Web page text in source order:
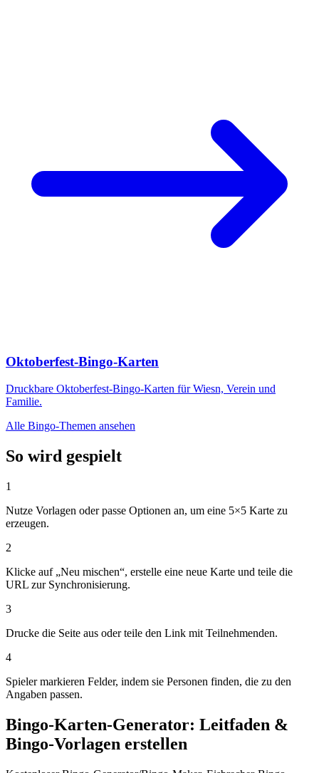
Oktoberfest-Bingo-Karten
Druckbare Oktoberfest-Bingo-Karten für Wiesn, Verein und
Familie.
Alle Bingo-Themen ansehen
So wird gespielt
1
Nutze Vorlagen oder passe Optionen an, um eine 5×5 Karte zu
erzeugen.
2
Klicke auf „Neu mischen“, erstelle eine neue Karte und teile die
URL zur Synchronisierung.
3
Drucke die Seite aus oder teile den Link mit Teilnehmenden.
4
Spieler markieren Felder, indem sie Personen finden, die zu den
Angaben passen.
Bingo-Karten-Generator: Leitfaden &
Bingo-Vorlagen erstellen